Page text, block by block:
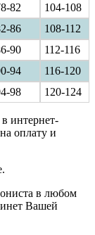
82
104-108
86
108-112
90
112-116
94
116-120
98 120-124
интернет-
оплату и
в любом
Вашей